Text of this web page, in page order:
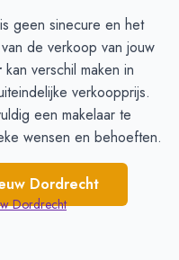
geen sinecure en het
de verkoop van jouw
kan verschil maken in
verkoopprijs.
een makelaar te
wensen en behoeften.
Dordrecht
Dordrecht